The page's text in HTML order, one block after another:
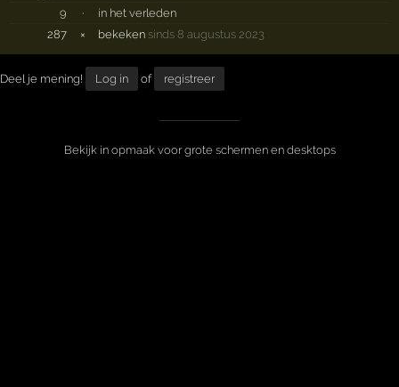
9
·
in het verleden
287
× bekeken sinds 8 augustus 2023
Deel je mening! Log in of registreer
Bekijk in opmaak voor grote schermen en desktops